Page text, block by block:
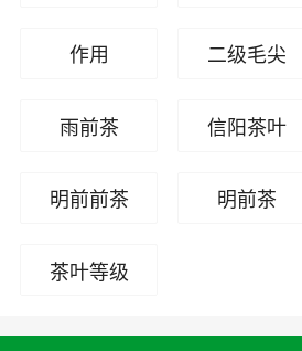
作用 二级毛尖
雨前茶 信阳茶叶
明前前茶 明前茶
茶叶等级